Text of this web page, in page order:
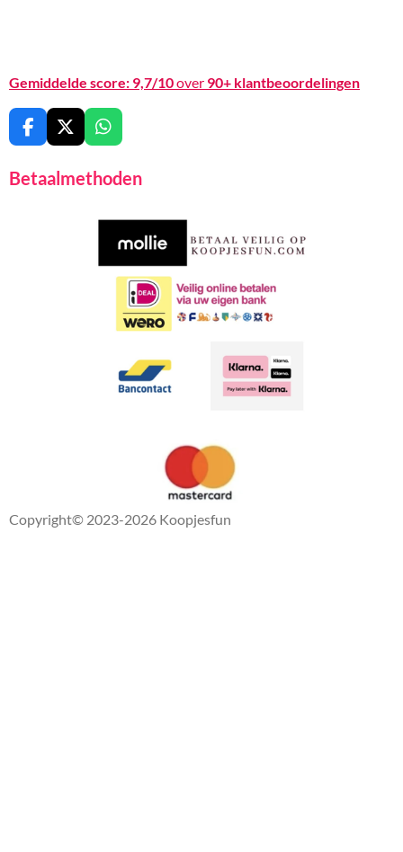
Gemiddelde score: 9,7/10over 90+ klantbeoordelingen
F
a
c
e
X
W
h
t
A
Betaalmethoden
Copyright© 2023-2026 Koopjesfun